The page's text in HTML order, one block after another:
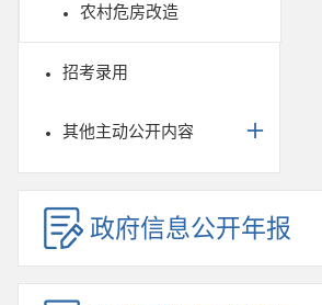
农村危房改造
招考录用
其他主动公开内容
政府信息公开年报